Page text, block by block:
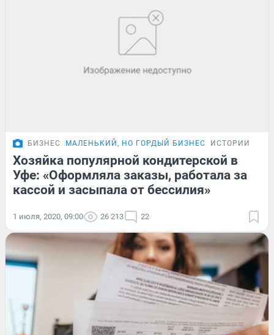
БИЗНЕС МАЛЕНЬКИЙ, НО ГОРДЫЙ БИЗНЕС ИСТОРИИ
Хозяйка популярной кондитерской в
Уфе: «Оформляла заказы, работала за
кассой и засыпала от бессилия»
1 июля, 2020, 09:00 26 213 22